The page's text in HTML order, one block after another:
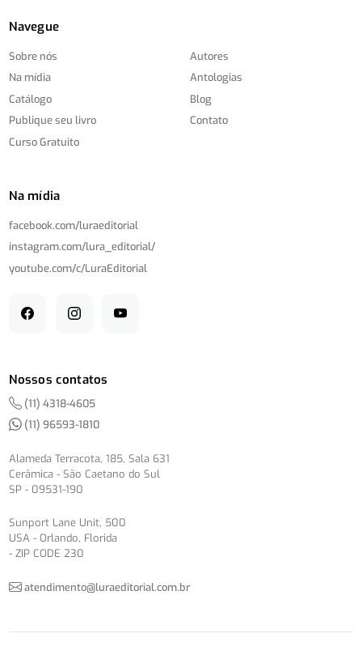
Navegue
Sobre nós
Na mídia
Catálogo
Publique seu livro
Curso Gratuito
Autores
Antologias
Blog
Contato
Na mídia
facebook.com/luraeditorial
instagram.com/lura_editorial/
youtube.com/c/LuraEditorial
Nossos contatos
(11) 4318-4605
(11) 96593-1810
Alameda Terracota, 185, Sala 631
Cerâmica - São Caetano do Sul
SP - 09531-190
Sunport Lane Unit, 500
USA - Orlando, Florida
- ZIP CODE 230
atendimento@luraeditorial.com.br